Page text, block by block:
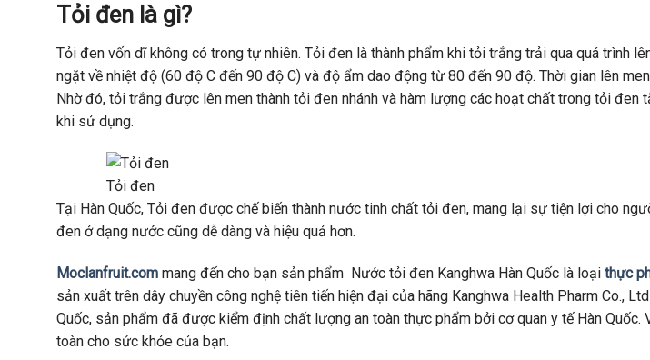
Tỏi đen là gì?
Tỏi đen vốn dĩ không có trong tự nhiên. Tỏi đen là thành phẩm khi tỏi trắng trải qua quá trình
ngặt về nhiệt độ (60 độ C đến 90 độ C) và độ ẩm dao động từ 80 đến 90 độ. Thời gian lên
Nhờ đó, tỏi trắng được lên men thành tỏi đen nhánh và hàm lượng các hoạt chất trong tỏi đen
khi sử dụng.
Tỏi đen
Tại Hàn Quốc, Tỏi đen được chế biến thành nước tinh chất tỏi đen, mang lại sự tiện lợi cho
đen ở dạng nước cũng dễ dàng và hiệu quả hơn.
Moclanfruit.com mang đến cho bạn sản phẩm Nước tỏi đen Kanghwa Hàn Quốc là loại thực
sản xuất trên dây chuyền công nghệ tiên tiến hiện đại của hãng Kanghwa Health Pharm Co.,
Quốc, sản phẩm đã được kiểm định chất lượng an toàn thực phẩm bởi cơ quan y tế Hàn Quốc.
toàn cho sức khỏe của bạn.